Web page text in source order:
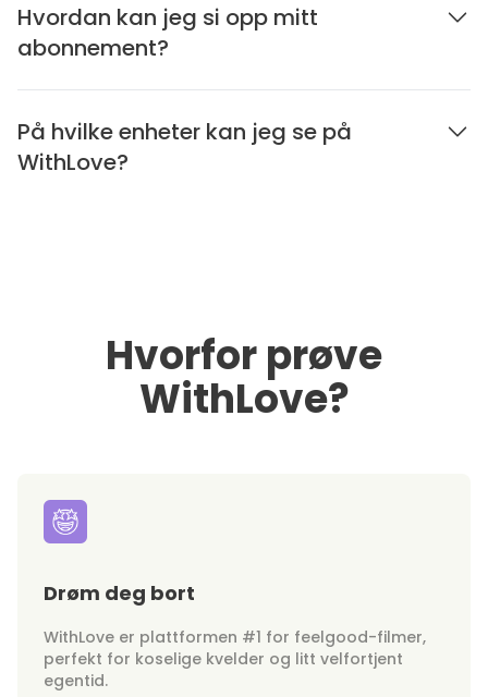
Hvordan kan jeg si opp mitt
abonnement?
På hvilke enheter kan jeg se på
WithLove?
Hvorfor prøve
WithLove?
Drøm deg bort
WithLove er plattformen #1 for feelgood-filmer,
perfekt for koselige kvelder og litt velfortjent
egentid.